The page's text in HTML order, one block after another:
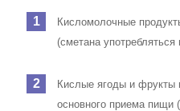
Кисломолочные
(сметана
Кислые ягоды и фрукты
основного приема пищи